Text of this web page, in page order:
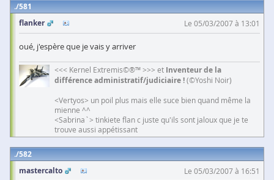
581
flanker
Le 05/03/2007 à 13:01
oué, j'espère que je vais y arriver
<<< Kernel Extremis©®™ >>> et Inventeur de la
différence administratif/judiciaire !(©Yoshi Noir)
<Vertyos> un poil plus mais elle suce bien quand même la
mienne ^^
<Sabrina`> tinkiete flan c juste qu'ils sont jaloux que je te
trouve aussi appétissant
582
mastercalto
Le 05/03/2007 à 16:51